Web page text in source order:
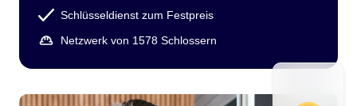
Schlüsseldienst zum Festpreis
Netzwerk von 1578 Schlossern